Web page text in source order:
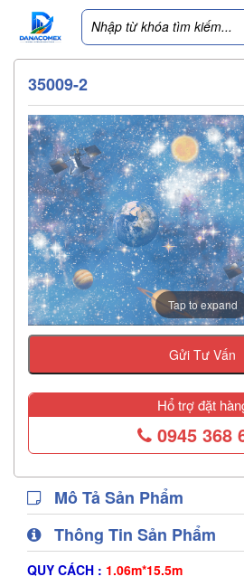
35009-2
Tap to expand
Gửi Tư Vấn
Hổ trợ đặt
0945 368
Mô Tả Sản Phẩm
Thông Tin Sản Phẩm
QUY CÁCH : 1.06m*15.5m